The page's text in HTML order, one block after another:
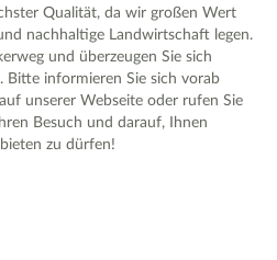
Qualität, da wir großen Wert
nachhaltige Landwirtschaft legen.
und überzeugen Sie sich
Bitte informieren Sie sich vorab
unserer Webseite oder rufen Sie
Besuch und darauf, Ihnen
zu dürfen!